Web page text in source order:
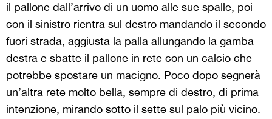
il pallone dall’arrivo di un uomo alle sue spalle, poi
con il sinistro rientra sul destro mandando il secondo
fuori strada, aggiusta la palla allungando la gamba
destra e sbatte il pallone in rete con un calcio che
potrebbe spostare un macigno. Poco dopo segnerà
un’altra rete molto bella, sempre di destro, di prima
intenzione, mirando sotto il sette sul palo più vicino.